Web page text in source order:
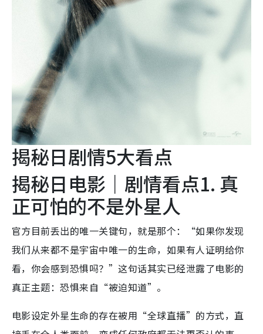
揭秘日剧情5大看点
揭秘日电影｜剧情看点1. 真
正可怕的不是外星人
官方目前丢出的唯一关键句，就是那个：“如果你发现
我们从来都不是宇宙中唯一的生命，如果有人证明给你
看，你会感到恐惧吗？”这句话其实已经泄露了电影的
真正主题：恐惧来自“被迫知道”。
电影设定外星生命的存在被用“全球直播”的方式，直